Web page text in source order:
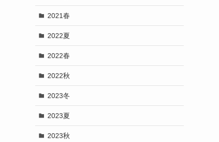
2021春
2022夏
2022春
2022秋
2023冬
2023夏
2023秋